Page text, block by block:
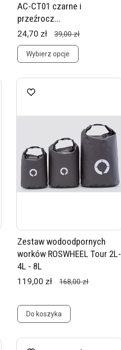
AC-CT01 czarne i
przeźrocz...
24,70 zł 39,00 zł
Wybierz opcje
Zestaw wodoodpornych
worków ROSWHEEL Tour 2L-
4L - 8L
119,00 zł 168,00 zł
Do koszyka